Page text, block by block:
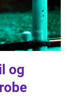
og